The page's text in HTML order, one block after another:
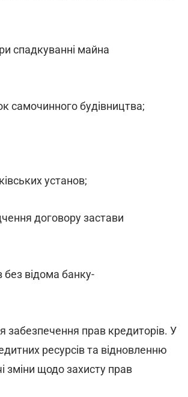
спадкуванні майна
самочинного будівництва;
установ;
договору застави
без відома банку-
забезпечення прав кредиторів. У
ресурсів та відновленню
зміни щодо захисту прав